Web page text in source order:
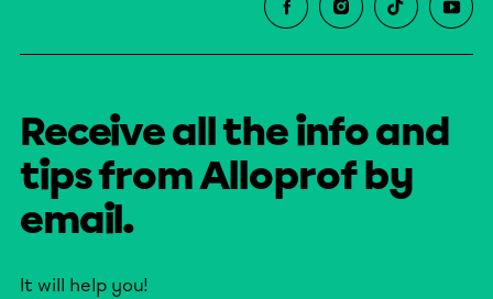
Receive all the info and
tips from Alloprof by
email.
It will help you!